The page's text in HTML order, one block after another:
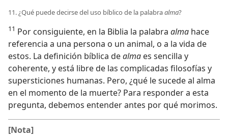
11. ¿Qué puede decirse del uso bíblico de la palabraalma?
11 Por consiguiente, en la Biblia la palabra alma hace
referencia a una persona o un animal, o a la vida de
estos. La definición bíblica dealma es sencilla y
coherente, y está libre de las complicadas filosofías y
supersticiones humanas. Pero, ¿qué le sucede al alma
en el momento de la muerte? Para responder a esta
pregunta, debemos entender antes por qué morimos.
[Nota]